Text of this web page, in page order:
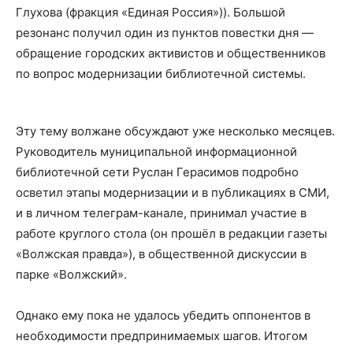
Глухова (фракция «Единая Россия»)). Большой
резонанс получил один из пунктов повестки дня —
обращение городских активистов и общественников
по вопрос модернизации библиотечной системы.
Эту тему волжане обсуждают уже несколько месяцев.
Руководитель муниципальной информационной
библиотечной сети Руслан Герасимов подробно
осветил этапы модернизации и в публикациях в СМИ,
и в личном телеграм-канале, принимал участие в
работе круглого стола (он прошёл в редакции газеты
«Волжская правда»), в общественной дискуссии в
парке «Волжский».
Однако ему пока не удалось убедить оппонентов в
необходимости предпринимаемых шагов. Итогом